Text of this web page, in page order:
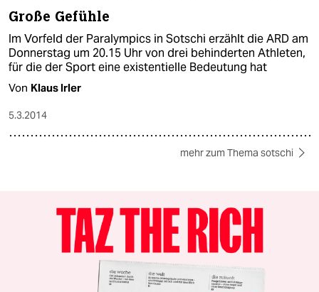
Große Gefühle
Im Vorfeld der Paralympics in Sotschi erzählt die ARD am
Donnerstag um 20.15 Uhr von drei behinderten Athleten,
für die der Sport eine existentielle Bedeutung hat
Von Klaus Irler
5.3.2014
mehr zum Thema sotschi